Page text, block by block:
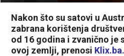
Nakon što su satovi u
zabrana korištenja
od 16 godina i zvanično je
ovoj zemlji, prenosi Klix.ba.